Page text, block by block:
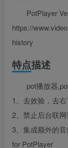
PotPlayer
https://
history
特点描述
pot播放器
1、去效验，去
2、禁止后台联
3、集成额外的
for PotPlayer